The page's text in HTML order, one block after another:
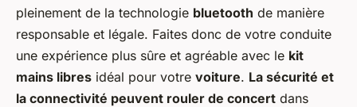
pleinement de la technologie bluetooth de manière
responsable et légale. Faites donc de votre conduite
une expérience plus sûre et agréable avec le kit
mains libres idéal pour votre voiture. La sécurité et
la connectivité peuvent rouler de concert dans